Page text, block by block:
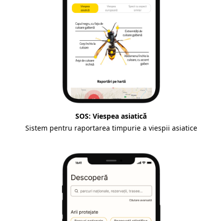
SOS: Viespea asiatică
Sistem pentru raportarea timpurie a viespii asiatice